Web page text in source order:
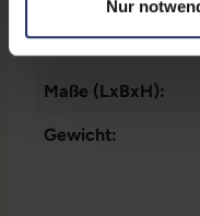
Nur
Maße (LxBxH):
Gewicht: